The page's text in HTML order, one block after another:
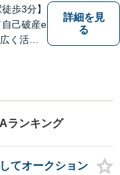
歩3分】
自己破産e
く活躍
ただけ
くださ
詳細を見
る
ランキング
てオークション